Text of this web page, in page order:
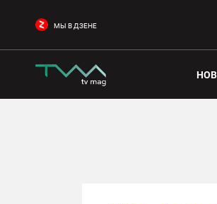
МЫ В ДЗЕНЕ